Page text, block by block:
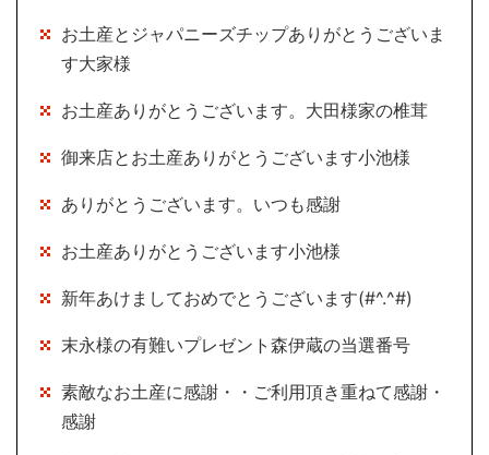
お土産とジャパニーズチップありがとうございま
す大家様
お土産ありがとうございます。大田様家の椎茸
御来店とお土産ありがとうございます小池様
ありがとうございます。いつも感謝
お土産ありがとうございます小池様
新年あけましておめでとうございます(#^.^#)
末永様の有難いプレゼント森伊蔵の当選番号
素敵なお土産に感謝・・ご利用頂き重ねて感謝・
感謝